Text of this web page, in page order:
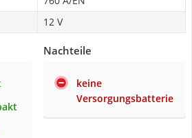
12 V
Nachteile
keine
Versorgungsbatterie